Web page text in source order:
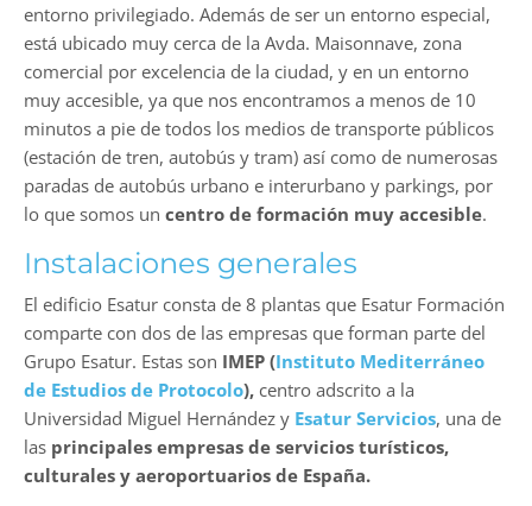
entorno privilegiado. Además de ser un entorno especial,
está ubicado muy cerca de la Avda. Maisonnave, zona
comercial por excelencia de la ciudad, y en un entorno
muy accesible, ya que nos encontramos a menos de 10
minutos a pie de todos los medios de transporte públicos
(estación de tren, autobús y tram) así como de numerosas
paradas de autobús urbano e interurbano y parkings, por
lo que somos un centro de formación muy accesible.
Instalaciones generales
El edificio Esatur consta de 8 plantas que Esatur Formación
comparte con dos de las empresas que forman parte del
Grupo Esatur. Estas son IMEP (Instituto Mediterráneo
de Estudios de Protocolo), centro adscrito a la
Universidad Miguel Hernández y Esatur Servicios, una de
las principales empresas de servicios turísticos,
culturales y aeroportuarios de España.